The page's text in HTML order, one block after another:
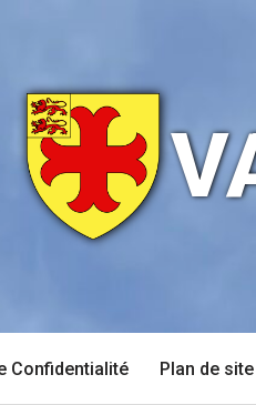
Confidentialité Plan de site